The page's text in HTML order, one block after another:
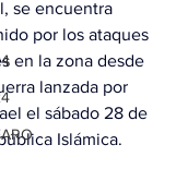
se encuentra
por los ataques
en la zona desde
lanzada por
el sábado 28 de
Islámica.